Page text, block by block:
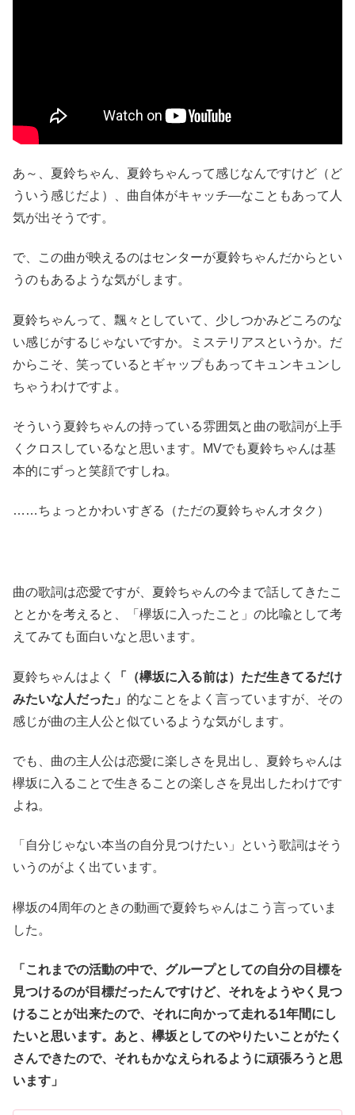
あ～、夏鈴ちゃん、夏鈴ちゃんって感じなんですけど（ど
ういう感じだよ）、曲自体がキャッチ―なこともあって人
気が出そうです。
で、この曲が映えるのはセンターが夏鈴ちゃんだからとい
うのもあるような気がします。
夏鈴ちゃんって、飄々としていて、少しつかみどころのな
い感じがするじゃないですか。ミステリアスというか。だ
からこそ、笑っているとギャップもあってキュンキュンし
ちゃうわけですよ。
そういう夏鈴ちゃんの持っている雰囲気と曲の歌詞が上手
くクロスしているなと思います。MVでも夏鈴ちゃんは基
本的にずっと笑顔ですしね。
……ちょっとかわいすぎる（ただの夏鈴ちゃんオタク）
曲の歌詞は恋愛ですが、夏鈴ちゃんの今まで話してきたこ
ととかを考えると、「欅坂に入ったこと」の比喩として考
えてみても面白いなと思います。
夏鈴ちゃんはよく
「（欅坂に入る前は）ただ生きてるだけ
みたいな人だった」 的なことをよく言っていますが、その
感じが曲の主人公と似ているような気がします。
でも、曲の主人公は恋愛に楽しさを見出し、夏鈴ちゃんは
欅坂に入ることで生きることの楽しさを見出したわけです
よね。
「自分じゃない本当の自分見つけたい」という歌詞はそう
いうのがよく出ています。
欅坂の4周年のときの動画で夏鈴ちゃんはこう言っていま
した。
「これまでの活動の中で、グループとしての自分の目標を
見つけるのが目標だったんですけど、それをようやく見つ
けることが出来たので、それに向かって走れる1年間にし
たいと思います。あと、欅坂としてのやりたいことがたく
さんできたので、それもかなえられるように頑張ろうと思
います」